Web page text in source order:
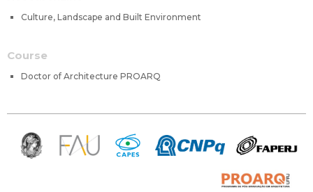
Culture, Landscape and Built Environment
Course
Doctor of Architecture PROARQ